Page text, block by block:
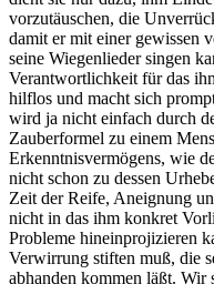
vorzutäuschen, die
damit er mit einer gewissen
seine Wiegenlieder singen
Verantwortlichkeit für das
hilflos und macht sich
wird ja nicht einfach durch
Zauberformel zu einem
Erkenntnisvermögens, wie
nicht schon zu dessen
Zeit der Reife, Aneignung
nicht in das ihm konkret
Probleme hineinprojizieren
Verwirrung stiften muß, die
abhanden kommen läßt. Wir